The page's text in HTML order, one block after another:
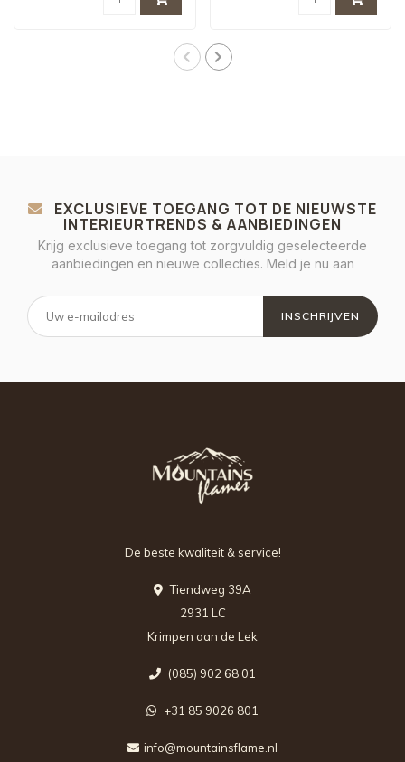
EXCLUSIEVE TOEGANG TOT DE NIEUWSTE
INTERIEURTRENDS & AANBIEDINGEN
Krijg exclusieve toegang tot zorgvuldig geselecteerde
aanbiedingen en nieuwe collecties. Meld je nu aan
INSCHRIJVEN
De beste kwaliteit & service!
Tiendweg 39A
2931 LC
Krimpen aan de Lek
(085) 902 68 01
+31 85 9026 801
info@mountainsflame.nl